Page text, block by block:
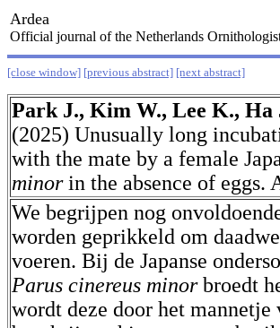
Ardea
Official journal of the Netherlands
[close window] [previous abstract] [next abstract]
Park J., Kim W., Lee K., Ha
(2025) Unusually long
with the mate by a female
minorin the absence of eggs.
We begrijpen nog
worden geprikkeld om
voeren. Bij de Japanse
Parus cinereus minorbroedt
wordt deze door het